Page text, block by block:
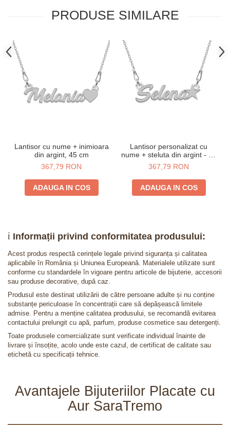
PRODUSE SIMILARE
Lantisor cu nume + inimioara
din argint, 45 cm
367,79 RON
ADAUGA IN COS
Lantisor personalizat cu
nume + steluta din argint - 45
cm
367,79 RON
ADAUGA IN COS
ℹ️ Informații privind conformitatea produsului:
Acest produs respectă cerințele legale privind siguranța și calitatea
aplicabile în România și Uniunea Europeană. Materialele utilizate sunt
conforme cu standardele în vigoare pentru articole de bijuterie, accesorii
sau produse decorative, după caz.
Produsul este destinat utilizării de către persoane adulte și nu conține
substanțe periculoase în concentrații care să depășească limitele
admise. Pentru a menține calitatea produsului, se recomandă evitarea
contactului prelungit cu apă, parfum, produse cosmetice sau detergenți.
Toate produsele comercializate sunt verificate individual înainte de
livrare și însoțite, acolo unde este cazul, de certificat de calitate sau
etichetă cu specificații tehnice.
Avantajele Bijuteriilor Placate cu
Aur SaraTremo